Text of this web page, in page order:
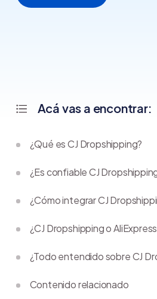
Acá vas a encontrar:
¿Qué es CJ Dropshipping?
¿Es confiable CJ
¿Cómo integrar CJ
¿CJ Dropshipping o
¿Todo entendido sobre CJ
Contenido relacionado